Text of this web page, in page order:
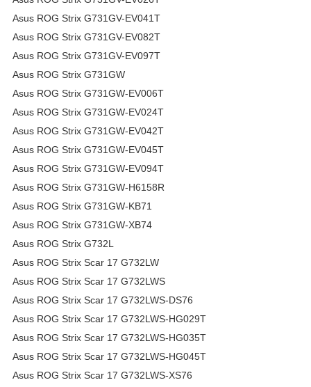
Asus ROG Strix G731GV-EV041T
Asus ROG Strix G731GV-EV082T
Asus ROG Strix G731GV-EV097T
Asus ROG Strix G731GW
Asus ROG Strix G731GW-EV006T
Asus ROG Strix G731GW-EV024T
Asus ROG Strix G731GW-EV042T
Asus ROG Strix G731GW-EV045T
Asus ROG Strix G731GW-EV094T
Asus ROG Strix G731GW-H6158R
Asus ROG Strix G731GW-KB71
Asus ROG Strix G731GW-XB74
Asus ROG Strix G732L
Asus ROG Strix Scar 17 G732LW
Asus ROG Strix Scar 17 G732LWS
Asus ROG Strix Scar 17 G732LWS-DS76
Asus ROG Strix Scar 17 G732LWS-HG029T
Asus ROG Strix Scar 17 G732LWS-HG035T
Asus ROG Strix Scar 17 G732LWS-HG045T
Asus ROG Strix Scar 17 G732LWS-XS76